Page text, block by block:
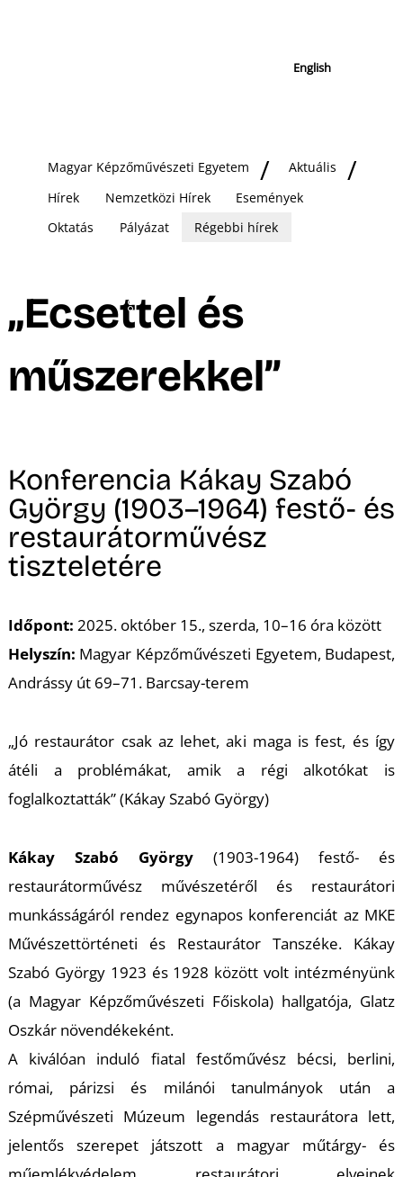
English
Magyar Képzőművészeti Egyetem
Aktuális
Hírek
Nemzetközi Hírek
Események
Oktatás
Pályázat Régebbi hírek
„Ecsettel és
műszerekkel”
Konferencia Kákay Szabó
György (1903–1964) festő- és
restaurátorművész
tiszteletére
Időpont: 2025. október 15., szerda, 10–16 óra között
Helyszín: Magyar Képzőművészeti Egyetem, Budapest,
Andrássy út 69–71. Barcsay-terem
„Jó restaurátor csak az lehet, aki maga is fest, és így
átéli a problémákat, amik a régi alkotókat is
foglalkoztatták” (Kákay Szabó György)
Kákay Szabó György (1903-1964) festő- és
restaurátorművész művészetéről és restaurátori
munkásságáról rendez egynapos konferenciát az MKE
Művészettörténeti és Restaurátor Tanszéke. Kákay
Szabó György 1923 és 1928 között volt intézményünk
(a Magyar Képzőművészeti Főiskola) hallgatója, Glatz
Oszkár növendékeként.
A kiválóan induló fiatal festőművész bécsi, berlini,
római, párizsi és milánói tanulmányok után a
Szépművészeti Múzeum legendás restaurátora lett,
jelentős szerepet játszott a magyar műtárgy- és